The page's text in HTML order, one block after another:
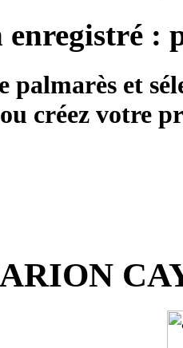
:
palmarès et
créez votre